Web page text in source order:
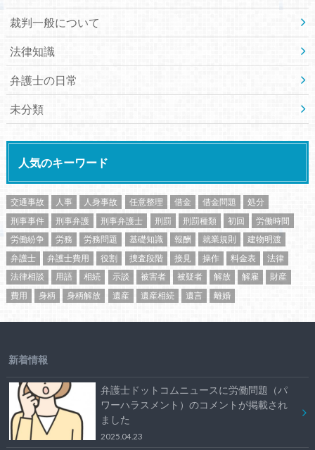
裁判一般について
法律知識
弁護士の日常
未分類
人気のキーワード
交通事故 人事 人身事故 任意整理 借金 借金問題
処分
刑事事件
刑事弁護 刑事弁護士 刑罰 刑罰種類 初回
労働時間
労働紛争
労務 労務問題 基礎知識 報酬 就業規則
建物明渡
弁護士
弁護士費用 役割 捜査段階 接見 操作 料金表
法律
法律相談
用語 相続 示談 被害者 被疑者 解放 解雇
財産
費用
身柄 身柄解放 遺産 遺産相続 遺言 離婚
新着情報
弁護士ドットコムニュースに労働問題（パ
ワーハラスメント）のコメントが掲載され
ました
2025.04.23